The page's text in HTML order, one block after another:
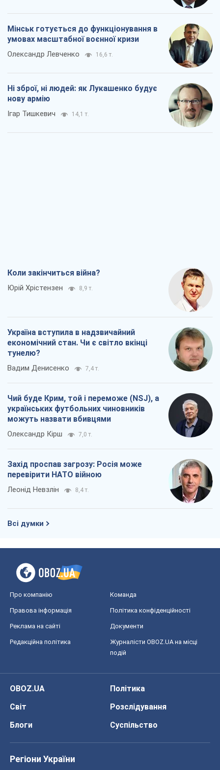
Мінськ готується до функціонування в
умовах масштабної воєнної кризи
Олександр Левченко 16,6 т.
Ні зброї, ні людей: як Лукашенко будує
нову армію
Ігар Тишкевич 14,1 т.
Коли закінчиться війна?
Юрій Хрістензен 8,9 т.
Україна вступила в надзвичайний
економічний стан. Чи є світло вкінці
тунелю?
Вадим Денисенко 7,4 т.
Чий буде Крим, той і переможе (NSJ), а
українських футбольних чиновників
можуть назвати вбивцями
Олександр Кірш 7,0 т.
Захід проспав загрозу: Росія може
перевірити НАТО війною
Леонід Невзлін 8,4 т.
Всі думки
Про компанію Команда
Правова інформація Політика конфіденційності
Реклама на сайті Документи
Редакційна політика
Журналісти OBOZ.UA на місці
подій
OBOZ.UA
Політика
Світ
Розслідування
Блоги
Суспільство
Регіони України